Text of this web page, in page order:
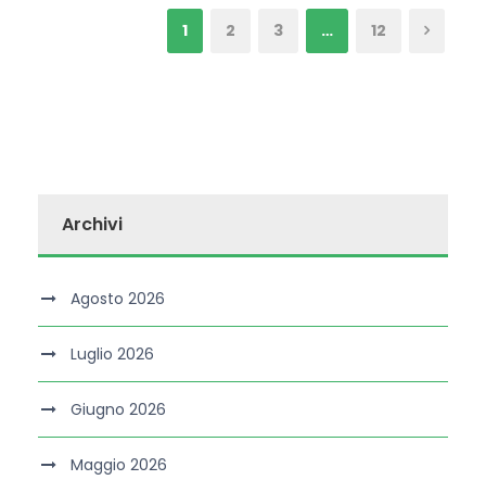
1 2 3 … 12
Archivi
Agosto 2026
Luglio 2026
Giugno 2026
Maggio 2026